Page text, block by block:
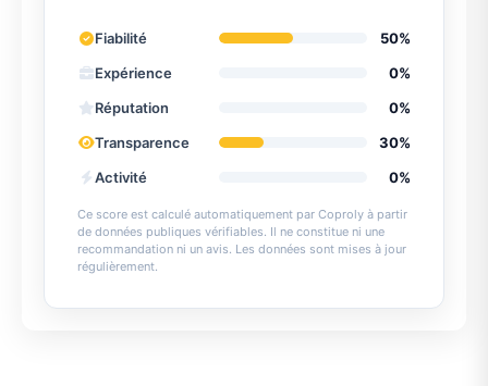
Fiabilité
50%
Expérience
0%
Réputation
0%
Transparence
30%
Activité
0%
Ce score est calculé automatiquement par Coproly à partir
de données publiques vérifiables. Il ne constitue ni une
recommandation ni un avis. Les données sont mises à jour
régulièrement.